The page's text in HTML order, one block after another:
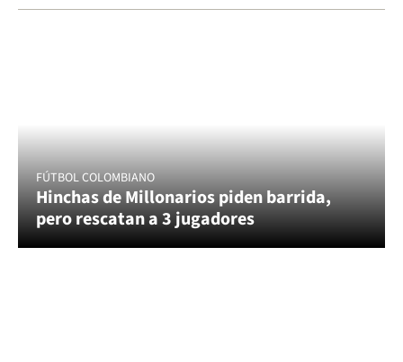
FÚTBOL COLOMBIANO
Hinchas de Millonarios piden barrida,
pero rescatan a 3 jugadores